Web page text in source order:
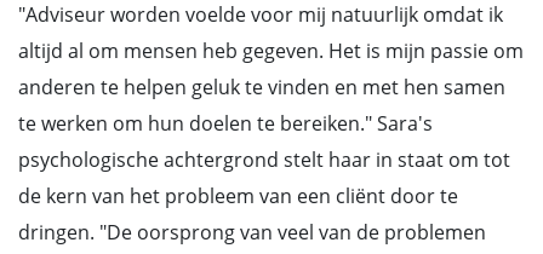
"Adviseur worden voelde voor mij natuurlijk omdat ik
altijd al om mensen heb gegeven. Het is mijn passie om
anderen te helpen geluk te vinden en met hen samen
te werken om hun doelen te bereiken." Sara's
psychologische achtergrond stelt haar in staat om tot
de kern van het probleem van een cliënt door te
dringen. "De oorsprong van veel van de problemen